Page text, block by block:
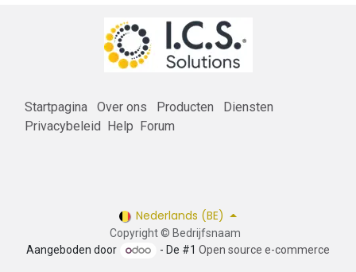
Startpagina Over ons Producten
Diensten
Privacybeleid Help Forum
Copyright © Bedrijfsnaam
Nederlands (BE)
Aangeboden door - De #1Open source e-commerce